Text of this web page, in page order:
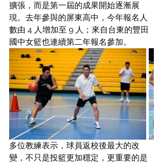
擴張，而是第一屆的成果開始逐漸展
現。去年參與的屏東高中，今年報名人
數由 4 人增加至 9 人；來自台東的豐田
國中女籃也連續第二年報名參加。
多位教練表示，球員返校後最大的改
變，不只是投籃更加穩定，更重要的是